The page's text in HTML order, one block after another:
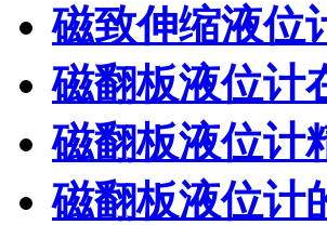
磁致伸缩液位
磁翻板液位计
磁翻板液位计
磁翻板液位计